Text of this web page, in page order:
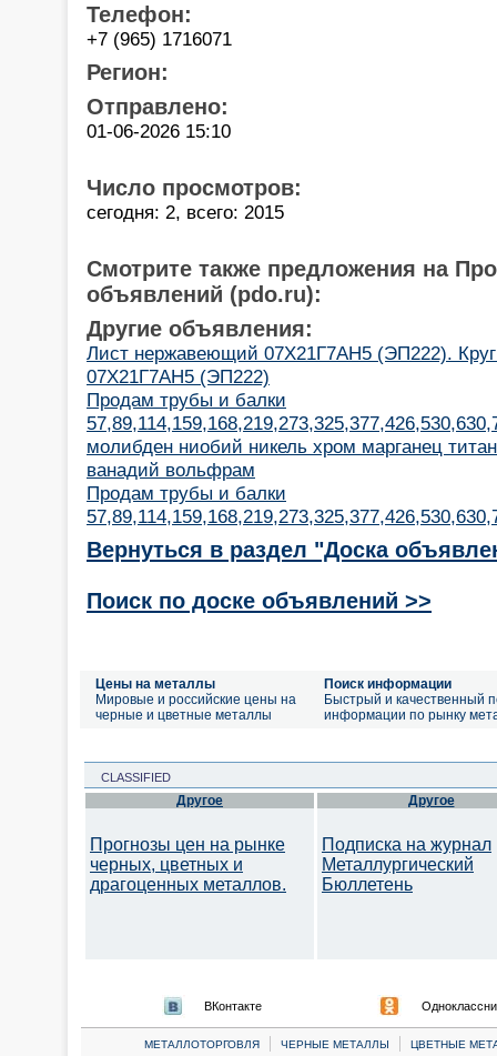
Телефон:
+7 (965) 1716071
Регион:
Отправлено:
01-06-2026 15:10
Число просмотров:
сегодня: 2, всего: 2015
Смотрите также предложения на
объявлений (pdo.ru):
Другие объявления:
Лист нержавеющий 07Х21Г7АН5 (ЭП222).
07Х21Г7АН5 (ЭП222)
Продам трубы и балки
молибден ниобий никель хром марганец
ванадий вольфрам
Продам трубы и балки
Вернуться в раздел "Доска
Поиск по доске объявлений >>
Цены на металлы
Мировые и российские цены на
черные и цветные металлы
Поиск информации
Быстрый и качественный
информации по рынку
CLASSIFIED
Другое
Прогнозы цен на рынке
черных, цветных и
драгоценных металлов.
Другое
Подписка на журнал
Металлургический
Бюллетень
ВКонтакте
МЕТАЛЛОТОРГОВЛЯ | ЧЕРНЫЕ МЕТАЛЛЫ | ЦВЕТНЫЕ